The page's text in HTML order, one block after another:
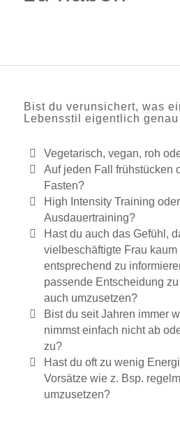
Bist du verunsichert, was
Lebensstil eigentlich
Vegetarisch, vegan, roh
Auf jeden Fall frühstücken
Fasten?
High Intensity Training
Ausdauertraining?
Hast du auch das Gefühl,
vielbeschäftigte Frau
entsprechend zu
passende Entscheidung
auch umzusetzen?
Bist du seit Jahren immer
nimmst einfach nicht ab
zu?
Hast du oft zu wenig
Vorsätze wie z. Bsp.
umzusetzen?